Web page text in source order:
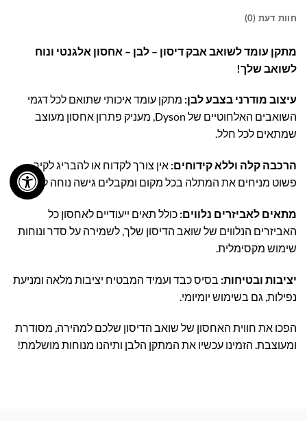
חוות דעת (0)
מתקן עומד לשואב אבק דיסון – לבן – אחסון אלגנטי ונוח
לשואב שלך!
עיצוב מודרני בצבע לבן: מתקן עומד איכותי שתואם לכל דגמי
השואבים האלחוטיים של Dyson, מעניק פתרון אחסון מעוצב
שמתאים לכל חלל.
הרכבה קלה וללא קידוחים: אין צורך לקדוח או להבריג לקיר –
פשוט מניחים את המתלה בכל מקום ומקבלים גישה נוחה לשואב.
מתאים לאביזרים נלווים: כולל תאים ייעודיים לאחסון כל
האביזרים הנלווים של שואב הדיסון שלך, לשמירה על סדר ונוחות
שימוש מקסימלית.
יציבות ובטיחות: בסיס כבד ועמיד המבטיח יציבות מלאה ומניעת
נפילות, גם בשימוש יומיומי.
הפכו את חווית האחסון של שואב הדיסון שלכם למהירה, מסודרת
ומעוצבת. הזמינו עכשיו את המתקן הלבן ותיהנו מנוחות מושלמת!